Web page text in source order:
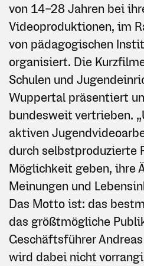
von 14–28 Jahren bei
Videoproduktionen, im
von pädagogischen
organisiert. Die
Schulen und
Wuppertal präsentiert
bundesweit vertrieben.
aktiven
durch selbstproduzierte
Möglichkeit geben, ihre
Meinungen und
Das Motto ist: das
das größtmögliche
Geschäftsführer
wird dabei nicht